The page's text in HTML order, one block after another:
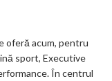
oferă acum, pentru
sport, Executive
În centrul